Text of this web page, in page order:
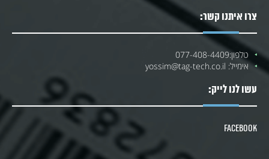
צרו איתנו קשר:
טלפון:077-408-4409
אימייל: yossim@tag-tech.co.il
עשו לנו לייק:
Facebook